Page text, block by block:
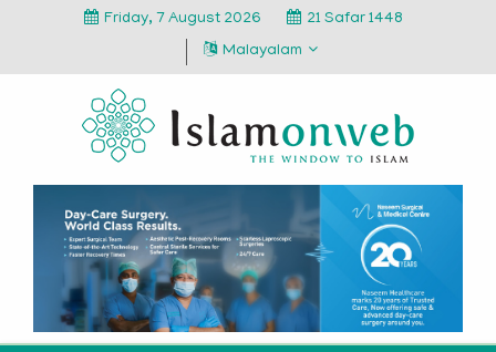
Friday, 7 August 2026
21 Safar 1448
Malayalam